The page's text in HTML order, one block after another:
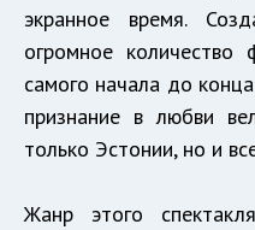
экранное время.
огромное
самого начала до
признание в любви
только Эстонии, но и
Жанр этого